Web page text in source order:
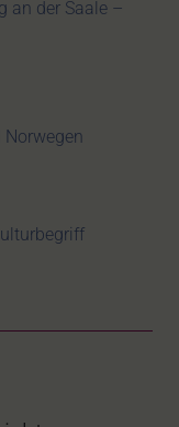
an der Saale –